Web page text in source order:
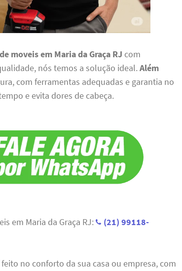
moveis em Maria da Graça RJ com
nós temos a solução ideal.Além
com ferramentas adequadas e garantia no
e evita dores de cabeça.
em Maria da Graça RJ:
(21) 99118-
no conforto da sua casa ou empresa, com